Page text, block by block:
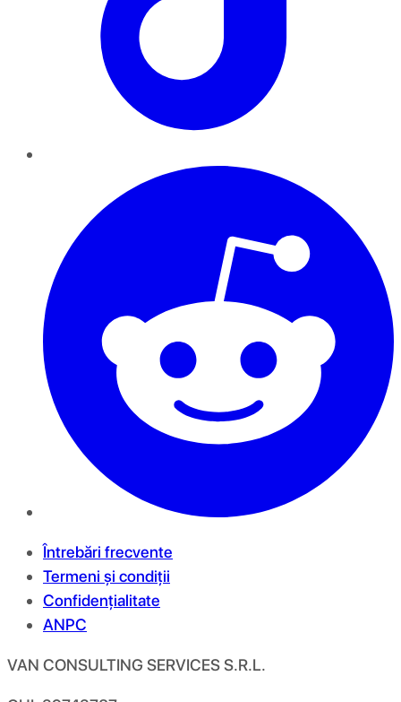
Întrebări frecvente
Termeni și condiții
Confidențialitate
ANPC
VAN CONSULTING SERVICES S.R.L.